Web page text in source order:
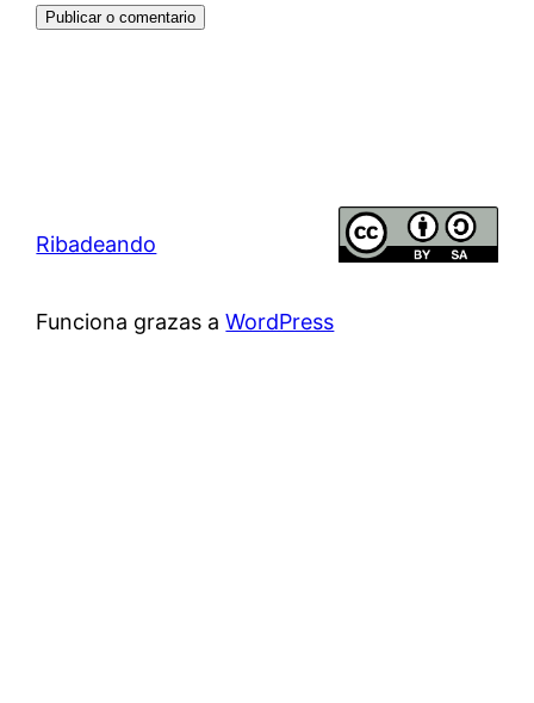
Ribadeando
Funciona grazas aWordPress